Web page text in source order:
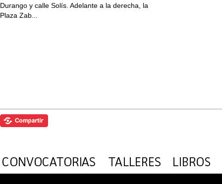
Durango y calle Solís. Adelante a la derecha, la
Plaza Zab...